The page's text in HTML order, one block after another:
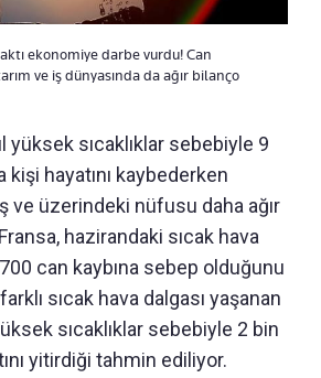
ekonomiye darbe vurdu! Can
ve iş dünyasında da ağır bilanço
yüksek sıcaklıklar sebebiyle 9
kişi hayatını kaybederken
ve üzerindeki nüfusu daha ağır
hazirandaki sıcak hava
can kaybına sebep olduğunu
farklı sıcak hava dalgası yaşanan
sıcaklıklar sebebiyle 2 bin
yitirdiği tahmin ediliyor.